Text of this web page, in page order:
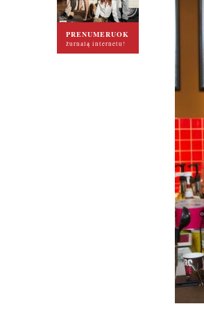
PRENUMERUOK
žurnalą internetu!